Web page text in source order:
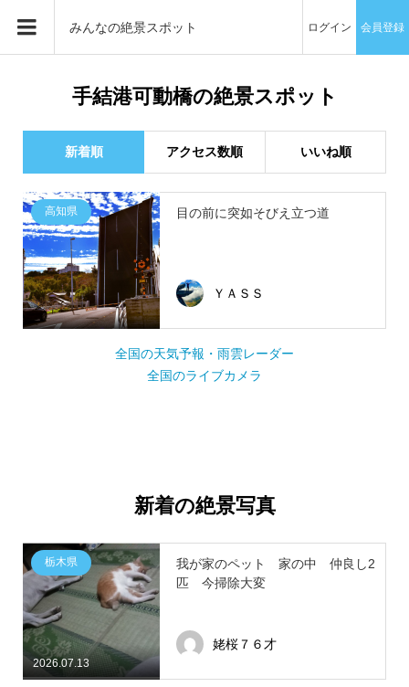
みんなの絶景スポット ログイン 会員登録
手結港可動橋の絶景スポット
新着順 アクセス数順 いいね順
高知県 目の前に突如そびえ立つ道
ＹＡＳＳ
全国の天気予報・雨雲レーダー
全国のライブカメラ
新着の絶景写真
2026.07.13
栃木県
我が家のペット 家の中 仲良し2
匹 今掃除大変
姥桜７６才